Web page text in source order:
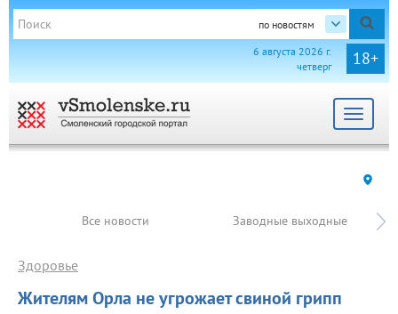
по новостям
18+
6 августа 2026 г.
четверг
Toggle
Все новости Заводные выходные
Жителям Орла не угрожает свиной грипп
Здоровье